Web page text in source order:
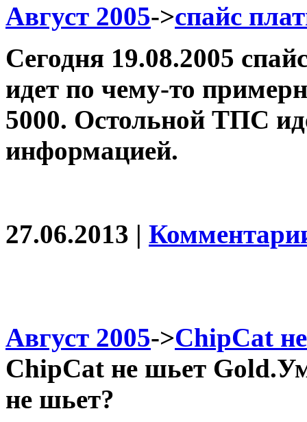
Август 2005->спайс
Сегодня 19.08.2005
идет по чему-то
5000. Остольной ТПС
информацией.
27.06.2013 |
Август 2005->ChipCat
ChipCat не шьет
не шьет?